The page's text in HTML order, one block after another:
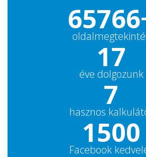
17
éve dolgozunk
7
hasznos
1500
Facebook